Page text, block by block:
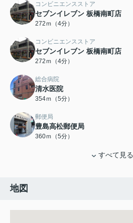
コンビニエンスストア
セブンイレブン 板橋南町店
272ｍ（4分）
コンビニエンスストア
セブンイレブン 板橋南町店
272ｍ（4分）
総合病院
清水医院
354ｍ（5分）
郵便局
豊島高松郵便局
360ｍ（5分）
すべて見る
地図